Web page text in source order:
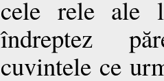
cele rele ale
îndreptez
cuvintele ce